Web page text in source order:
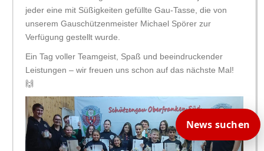
News suchen
jeder eine mit Süßigkeiten gefüllte Gau-Tasse, die von
unserem Gauschützenmeister Michael Spörer zur
Verfügung gestellt wurde.
Ein Tag voller Teamgeist, Spaß und beeindruckender
Leistungen – wir freuen uns schon auf das nächste Mal!
🙌